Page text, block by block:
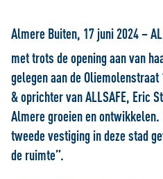
Almere Buiten, 17 juni 2024 –
met trots de opening aan van
gelegen aan de
& oprichter van ALLSAFE, Eric
Almere groeien en ontwikkelen.
tweede vestiging in deze stad
de ruimte”.